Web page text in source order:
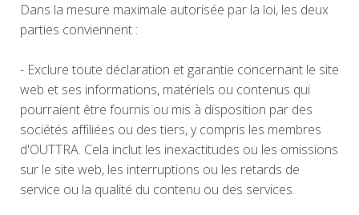
Dans la mesure maximale autorisée par la loi, les deux
parties conviennent :
- Exclure toute déclaration et garantie concernant le site
web et ses informations, matériels ou contenus qui
pourraient être fournis ou mis à disposition par des
sociétés affiliées ou des tiers, y compris les membres
d'OUTTRA. Cela inclut les inexactitudes ou les omissions
sur le site web, les interruptions ou les retards de
service ou la qualité du contenu ou des services.